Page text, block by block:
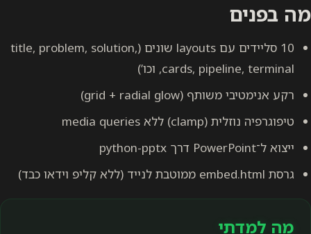
מה בפנים
10 סליידים עם layouts שונים (title, problem, solution,
cards, pipeline, terminal, וכו’)
רקע אנימטיבי משותף (grid + radial glow)
טיפוגרפיה נוזלית (clamp) ללא media queries
ייצוא ל־PowerPoint דרך python-pptx
גרסת embed.html ממוטבת לנייד (ללא קליפ וידאו כבד)
מה למדתי